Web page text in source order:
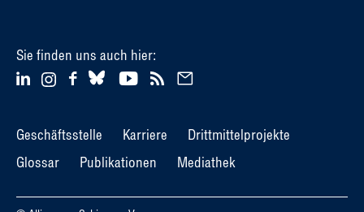
Sie finden uns auch hier:
Geschäftsstelle Karriere
Drittmittelprojekte
Glossar
Publikationen Mediathek